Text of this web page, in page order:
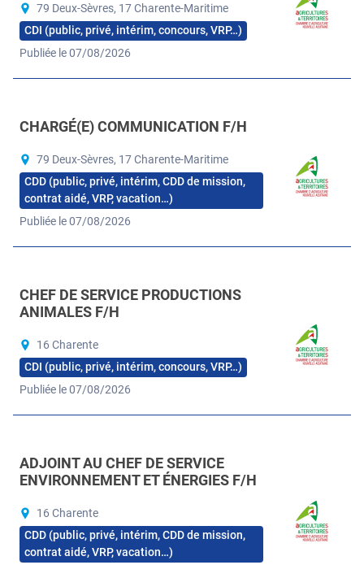
79 Deux-Sèvres, 17 Charente-Maritime
CDI (public, privé, intérim, concours, VRP…)
Publiée le 07/08/2026
CHARGÉ(E) COMMUNICATION F/H
79 Deux-Sèvres, 17 Charente-Maritime
CDD (public, privé, intérim, CDD de mission,
contrat aidé, VRP, vacation…)
Publiée le 07/08/2026
CHEF DE SERVICE PRODUCTIONS
ANIMALES F/H
16 Charente
CDI (public, privé, intérim, concours, VRP…)
Publiée le 07/08/2026
ADJOINT AU CHEF DE SERVICE
ENVIRONNEMENT ET ÉNERGIES F/H
16 Charente
CDD (public, privé, intérim, CDD de mission,
contrat aidé, VRP, vacation…)